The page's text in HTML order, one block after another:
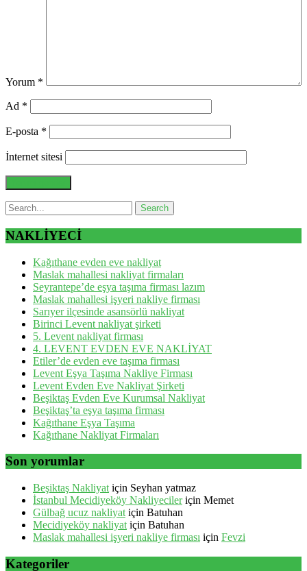
Yorum *
Ad *
E-posta *
İnternet sitesi
NAKLİYECİ
Kağıthane evden eve nakliyat
Maslak mahallesi nakliyat firmaları
Seyrantepe’de eşya taşıma firması lazım
Maslak mahallesi işyeri nakliye firması
Sarıyer ilçesinde asansörlü nakliyat
Birinci Levent nakliyat şirketi
5. Levent nakliyat firması
4. LEVENT EVDEN EVE NAKLİYAT
Etiler’de evden eve taşıma firması
Levent Eşya Taşıma Nakliye Firması
Levent Evden Eve Nakliyat Şirketi
Beşiktaş Evden Eve Kurumsal Nakliyat
Beşiktaş’ta eşya taşıma firması
Kağıthane Eşya Taşıma
Kağıthane Nakliyat Firmaları
Son yorumlar
Beşiktaş Nakliyat için Seyhan yatmaz
İstanbul Mecidiyeköy Nakliyecileriçin Memet
Gülbağ ucuz nakliyat için Batuhan
Mecidiyeköy nakliyat için Batuhan
Maslak mahallesi işyeri nakliye firması için Fevzi
Kategoriler